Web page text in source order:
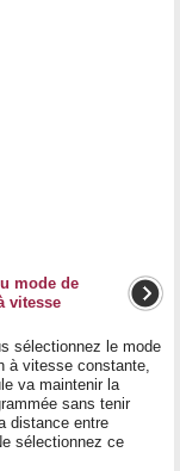
mode de
vitesse
sélectionnez le mode
à vitesse constante,
va maintenir la
sans tenir
distance entre
sélectionnez ce